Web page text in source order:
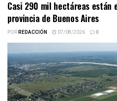
Casi 290 mil hectáreas están
provincia de Buenos Aires
PORREDACCIÓN 07/08/2026 0